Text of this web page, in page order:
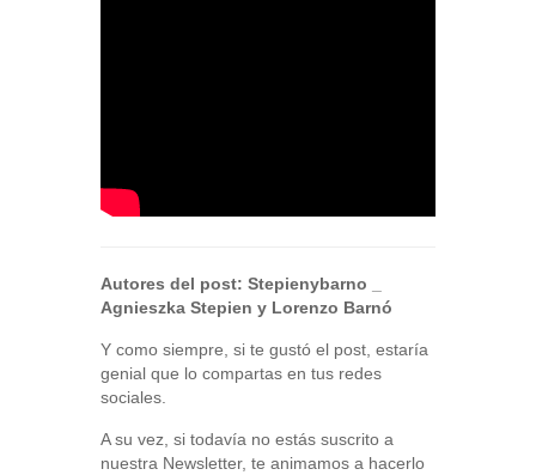
Autores del post: Stepienybarno
Agnieszka Stepien y Lorenzo Barnó
Y como siempre, si te gustó el post, estaría
genial que lo compartas en tus redes
sociales.
A su vez, si todavía no estás suscrito a
nuestra Newsletter, te animamos a hacerlo